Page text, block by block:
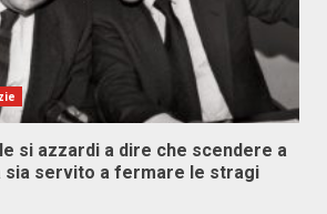
si azzardi a dire che scendere a
sia servito a fermare le stragi